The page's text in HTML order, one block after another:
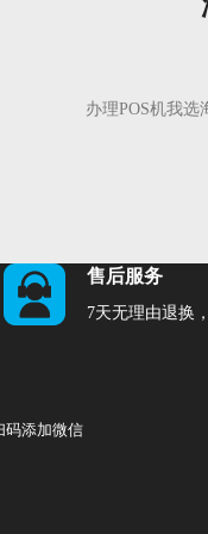
办理POS机我选
售后服务
7天无理由退换
码添加微信